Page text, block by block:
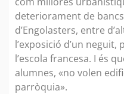
deteriorament de
d’Engolasters, entre
l’exposició d’un
l’escola francesa. I és
alumnes, «no volen
parròquia».